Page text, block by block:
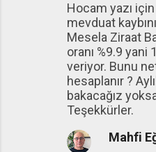
Hocam yazı
mevduat
Mesela Ziraat
oranı %9.9 yani
veriyor. Bunu
hesaplanır ?
bakacağız
Teşekkürler.
Mahfi